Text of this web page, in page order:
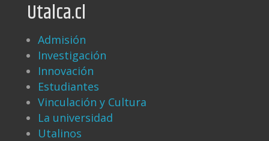
Utalca.cl
Admisión
Investigación
Innovación
Estudiantes
Vinculación y Cultura
La universidad
Utalinos